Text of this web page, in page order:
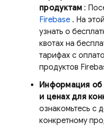
продуктам :
Firebase . На
узнать о
квотах на
тарифах с
продуктов
Информация об
и ​​ценах для
ознакомьтесь с
конкретному